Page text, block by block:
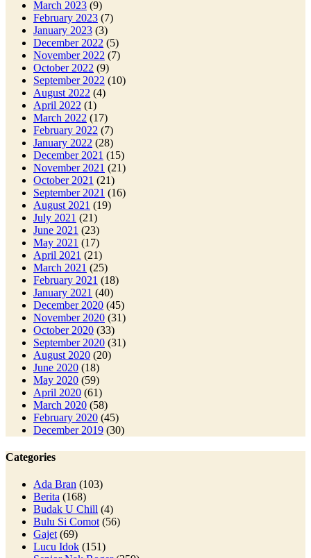
March 2023 (9)
February 2023 (7)
January 2023 (3)
December 2022 (5)
November 2022 (7)
October 2022 (9)
September 2022 (10)
August 2022 (4)
April 2022 (1)
March 2022 (17)
February 2022 (7)
January 2022 (28)
December 2021 (15)
November 2021 (21)
October 2021 (21)
September 2021 (16)
August 2021 (19)
July 2021 (21)
June 2021 (23)
May 2021 (17)
April 2021 (21)
March 2021 (25)
February 2021 (18)
January 2021 (40)
December 2020 (45)
November 2020 (31)
October 2020 (33)
September 2020 (31)
August 2020 (20)
June 2020 (18)
May 2020 (59)
April 2020 (61)
March 2020 (58)
February 2020 (45)
December 2019 (30)
Categories
Ada Bran (103)
Berita (168)
Budak U Chill (4)
Bulu Si Comot (56)
Gajet (69)
Lucu Idok (151)